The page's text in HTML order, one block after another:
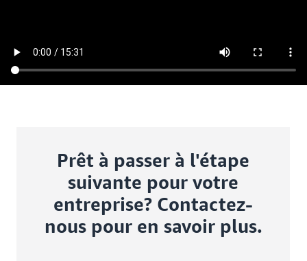
Prêt à passer à l'étape
suivante pour votre
entreprise? Contactez-
nous pour en savoir plus.